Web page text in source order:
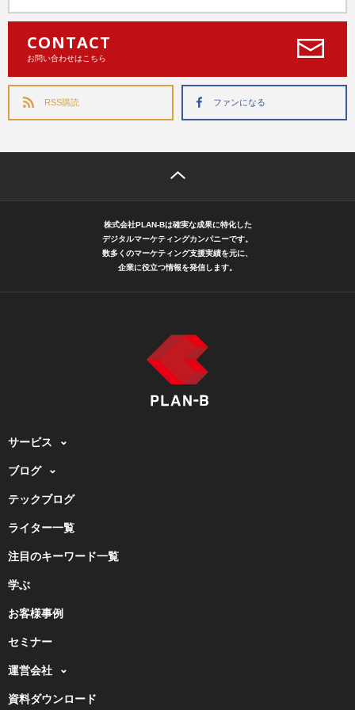
CONTACT
お問い合わせはこちら
RSS購読 ファンになる
株式会社PLAN-Bは確実な成果に特化した
デジタルマーケティングカンパニーです。
数多くのマーケティング支援実績を元に、
企業に役立つ情報を発信します。
サービス
ブログ
テックブログ
ライター一覧
注目のキーワード一覧
学ぶ
お客様事例
セミナー
運営会社
資料ダウンロード